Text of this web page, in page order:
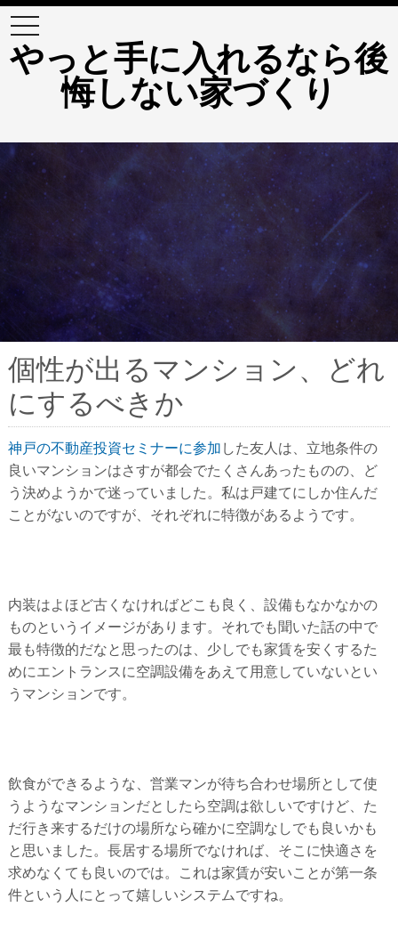
やっと手に入れるなら後
悔しない家づくり
t
o
g
g
l
i
個性が出るマンション、どれ
にするべきか
神戸の不動産投資セミナーに参加した友人は、立地条件の
良いマンションはさすが都会でたくさんあったものの、ど
う決めようかで迷っていました。私は戸建てにしか住んだ
ことがないのですが、それぞれに特徴があるようです。
内装はよほど古くなければどこも良く、設備もなかなかの
ものというイメージがあります。それでも聞いた話の中で
最も特徴的だなと思ったのは、少しでも家賃を安くするた
めにエントランスに空調設備をあえて用意していないとい
うマンションです。
飲食ができるような、営業マンが待ち合わせ場所として使
うようなマンションだとしたら空調は欲しいですけど、た
だ行き来するだけの場所なら確かに空調なしでも良いかも
と思いました。長居する場所でなければ、そこに快適さを
求めなくても良いのでは。これは家賃が安いことが第一条
件という人にとって嬉しいシステムですね。